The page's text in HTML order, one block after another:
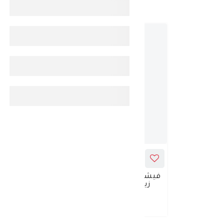
فيشي ديركوس شامبو للتحكم في
زيوت الشعر الدهني 200 مل